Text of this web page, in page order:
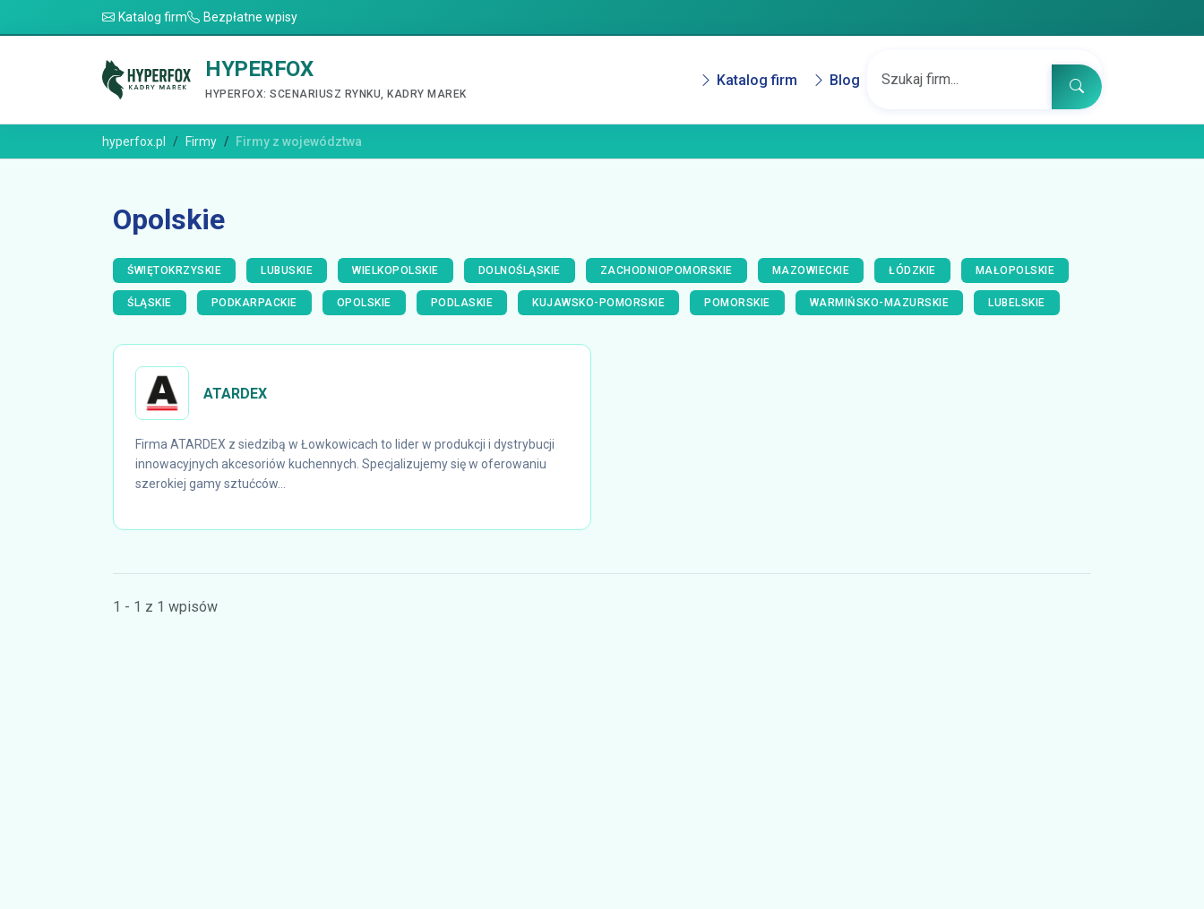
Katalog firm Bezpłatne wpisy
HYPERFOX
HYPERFOX: SCENARIUSZ RYNKU, KADRY MAREK
Katalog firm Blog
hyperfox.pl Firmy Firmy z województwa
Opolskie
ŚWIĘTOKRZYSKIE LUBUSKIE WIELKOPOLSKIE DOLNOŚLĄSKIE ZACHODNIOPOMORSKIE MAZOWIECKIE ŁÓDZKIE MAŁOPOLSKIE
ŚLĄSKIE PODKARPACKIE OPOLSKIE PODLASKIE KUJAWSKO-POMORSKIE POMORSKIE WARMIŃSKO-MAZURSKIE LUBELSKIE
ATARDEX
Firma ATARDEX z siedzibą w Łowkowicach to lider w produkcji i dystrybucji
innowacyjnych akcesoriów kuchennych. Specjalizujemy się w oferowaniu
szerokiej gamy sztućców...
1 - 1 z 1 wpisów